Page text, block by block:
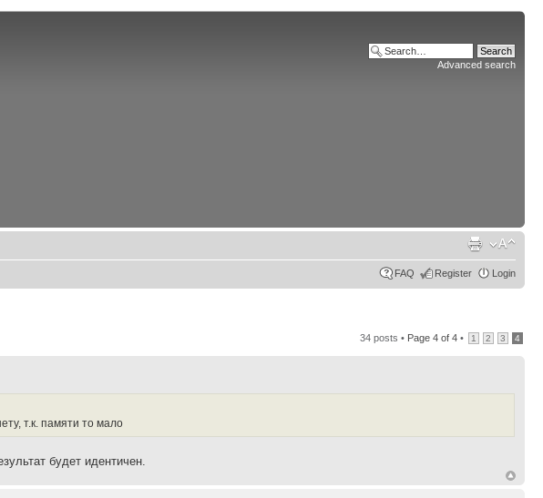
Advanced search
FAQ Register Login
34 posts • Page 4 of 4 • 1 2 3 4
т.к. памяти то мало
будет идентичен.